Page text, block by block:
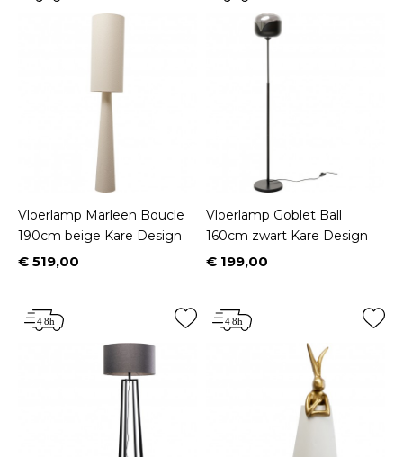
Vloerlamp Marleen Boucle
190cm beige Kare Design
Prijs
€ 519,00
Vloerlamp Goblet Ball
160cm zwart Kare Design
Prijs
€ 199,00